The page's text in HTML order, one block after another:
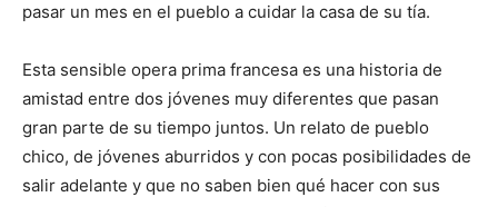
pasar un mes en el pueblo a cuidar la casa de su tía.
Esta sensible opera prima francesa es una historia de
amistad entre dos jóvenes muy diferentes que pasan
gran parte de su tiempo juntos. Un relato de pueblo
chico, de jóvenes aburridos y con pocas posibilidades de
salir adelante y que no saben bien qué hacer con sus